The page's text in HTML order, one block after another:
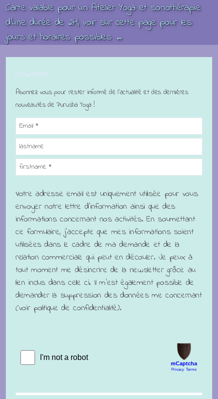
Carte valable pour un Atelier Yoga et sonothérapie
d'une durée de 2H, voir sur cette page pour les
jours et horaires possibles :...
Newsletter
Abonnez vous pour rester informé de l'actualité et des dernières
nouveautés de Purusha Yoga !
Votre adresse email est uniquement utilisée pour vous
envoyer notre lettre d'information ainsi que des
informations concernant nos activités. En soumettant
ce formulaire, j'accepte que mes informations soient
utilisées dans le cadre de ma demande et de la
relation commerciale qui peut en découler. Je peux à
tout moment me désincrire de la newsletter grâce au
lien inclus dans celle ci. Il m'est également possible de
demander la suppression des données me concernant
(voir politique de confidentialité).